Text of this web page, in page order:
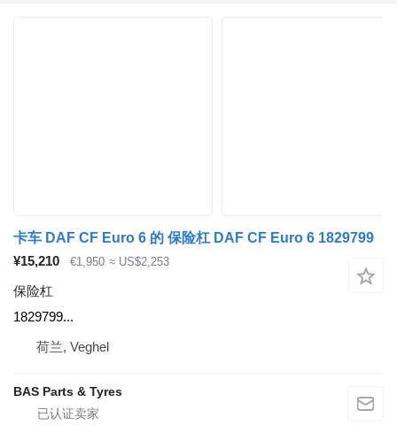
卡车 DAF CF Euro 6 的 保险杠 DAF CF Euro 6 1829799
¥15,210
€1,950 ≈ US$2,253
保险杠
1829799...
荷兰, Veghel
BAS Parts & Tyres